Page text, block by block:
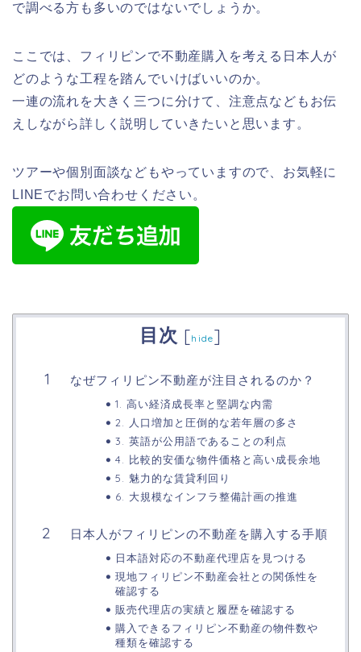
で調べる方も多いのではないでしょうか。
ここでは、フィリピンで不動産購入を考える日本人が
どのような工程を踏んでいけばいいのか。
一連の流れを大きく三つに分けて、注意点などもお伝
えしながら詳しく説明していきたいと思います。
ツアーや個別面談などもやっていますので、お気軽に
LINEでお問い合わせください。
目次 [hide]
なぜフィリピン不動産が注目されるのか？
1. 高い経済成長率と堅調な内需
2. 人口増加と圧倒的な若年層の多さ
3. 英語が公用語であることの利点
4. 比較的安価な物件価格と高い成長余地
5. 魅力的な賃貸利回り
6. 大規模なインフラ整備計画の推進
日本人がフィリピンの不動産を購入する手順
日本語対応の不動産代理店を見つける
現地フィリピン不動産会社との関係性を
確認する
販売代理店の実績と履歴を確認する
購入できるフィリピン不動産の物件数や
種類を確認する